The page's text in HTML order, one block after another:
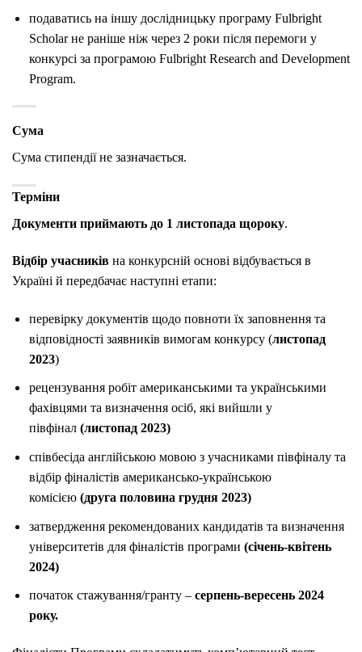
подаватись на іншу дослідницьку програму Fulbright
Scholar не раніше ніж через 2 роки після перемоги у
конкурсі за програмою Fulbright Research and Development
Program.
Сума
Сума стипендії не зазначається.
Терміни
Документи приймають до 1 листопада щороку.
Відбір учасників на конкурсній основі відбувається в
Україні й передбачає наступні етапи:
перевірку документів щодо повноти їх заповнення та
відповідності заявників вимогам конкурсу (листопад
2023)
рецензування робіт американськими та українськими
фахівцями та визначення осіб, які вийшли у
півфінал (листопад 2023)
співбесіда англійською мовою з учасниками півфіналу та
відбір фіналістів американсько-українською
комісією (друга половина грудня 2023)
затвердження рекомендованих кандидатів та визначення
університетів для фіналістів програми (січень-квітень
2024)
початок стажування/гранту – серпень-вересень 2024
року.